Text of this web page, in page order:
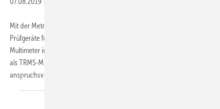
Mit der Metraline-Serie bietet Gossen Metrawatt kompakte Mess- und
Prüfgeräte für den professionellen Einsatz an, unter anderem Digital-
Multimeter in drei Modell- und Ausstattungsvarianten. Das DM 62 ist
als TRMS-Multimeter mit echter Effektivwertmessung bis 2 kHz für
anspruchsvolle...